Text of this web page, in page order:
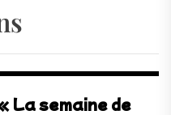
La semaine de